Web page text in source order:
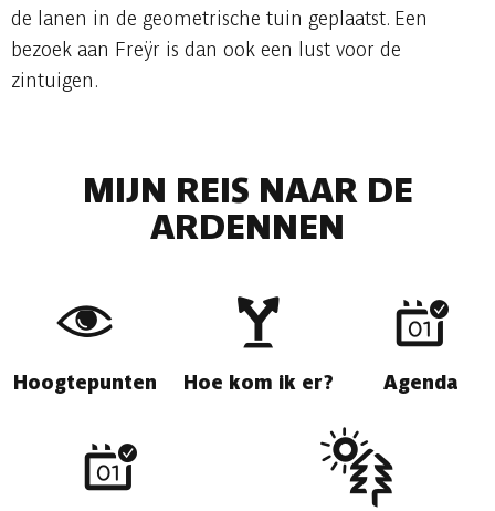
de lanen in de geometrische tuin geplaatst. Een
bezoek aan Freÿr is dan ook een lust voor de
zintuigen.
MIJN REIS NAAR DE
ARDENNEN
Hoogtepunten Hoe kom ik er? Agenda